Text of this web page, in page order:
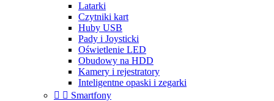
Latarki
Czytniki kart
Huby USB
Pady i Joysticki
Oświetlenie LED
Obudowy na HDD
Kamery i rejestratory
Inteligentne opaski i zegarki
  Smartfony